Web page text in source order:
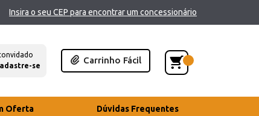
Insira o seu CEP para encontrar um concessionário
se
Carrinho Fácil
Oferta Dúvidas Frequentes